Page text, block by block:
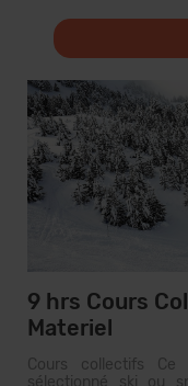
9 hrs Cours
Materiel
Cours collectifs
sélectionné ski ou